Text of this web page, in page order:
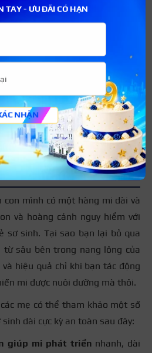
đã quyết định cắt mi cho bé,
thận, tỉ mỉ và chỉ thực hiện cắt
gây ra các rủi ro đáng tiếc.
sóc mi cho bé nhanh
con mình có một hàng mi dài và
và hoàng cảnh nguy hiểm với
sơ sinh. Tại sao bạn lại bỏ qua
từ sâu bên trong nang lông của
hiệu quả chỉ khi bạn tác động
mi được nuôi dưỡng mà thôi.
mẹ có thể tham khảo một số
sinh dài cực kỳ an toàn sau đây:
giúp mi phát triển nhanh, dài
TAY - ƯU ĐÃI CÓ HẠN
NHẬN